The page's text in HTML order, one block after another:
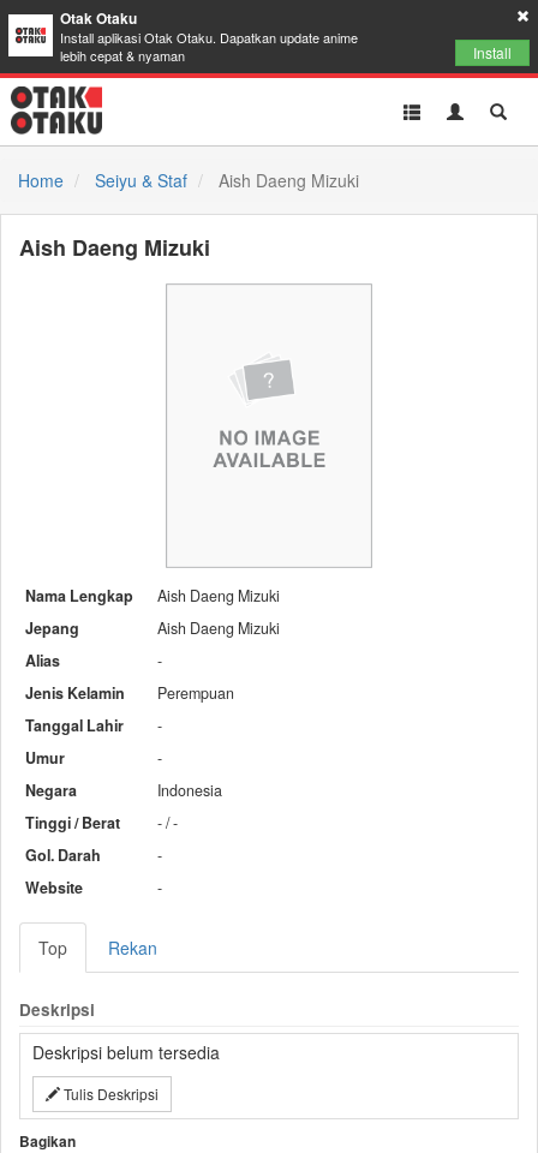
Otak Otaku
Install aplikasi Otak Otaku. Dapatkan update anime
lebih cepat & nyaman
Install
Toggle
Toggle
Home
Seiyu & Staf Aish Daeng Mizuki
Aish Daeng Mizuki
Nama Lengkap
Aish Daeng Mizuki
Jepang
Aish Daeng Mizuki
Alias
-
Jenis Kelamin
Perempuan
Tanggal Lahir
-
Umur
-
Negara
Indonesia
Tinggi / Berat
- / -
Gol. Darah
-
Website
-
Top Rekan
Deskripsi
Deskripsi belum tersedia
Tulis Deskripsi
Bagikan